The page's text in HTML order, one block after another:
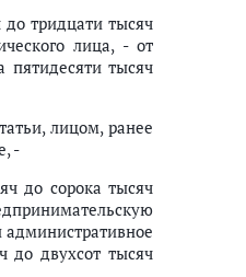
представителя
на каналах
о выборах и референдумах
голосованию
тридцати тысяч
лица, - от
пятидесяти тысяч
лицом, ранее
-
до сорока тысяч
административное
до двухсот тысяч